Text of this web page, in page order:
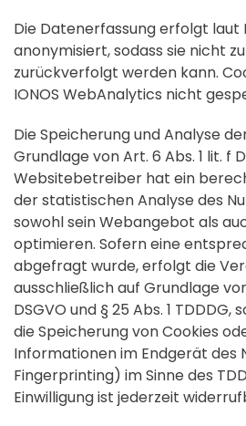
Die Datenerfassung erfolgt laut
anonymisiert, sodass sie nicht
zurückverfolgt werden kann.
IONOS WebAnalytics nicht
Die Speicherung und Analyse
Grundlage von Art. 6 Abs. 1 lit. f
Websitebetreiber hat ein
der statistischen Analyse des
sowohl sein Webangebot als
optimieren. Sofern eine
abgefragt wurde, erfolgt die
ausschließlich auf Grundlage
DSGVO und § 25 Abs. 1 TDDDG,
die Speicherung von Cookies
Informationen im Endgerät des
Fingerprinting) im Sinne des
Einwilligung ist jederzeit